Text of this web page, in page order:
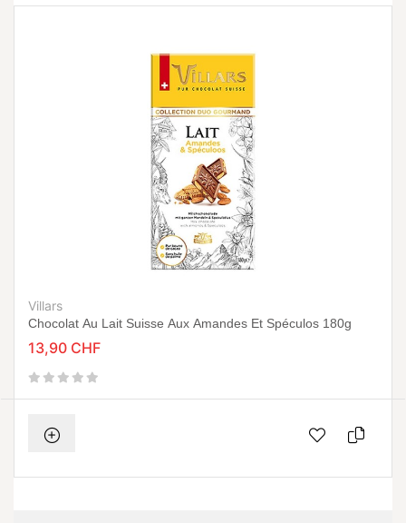
Villars
Chocolat Au Lait Suisse Aux Amandes Et Spéculos 180g
13,90 CHF